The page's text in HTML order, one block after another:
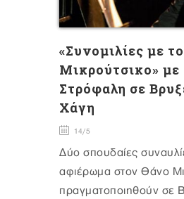
«Συνομιλίες με
Μικρούτσικο»
Στρόφαλη σε
Χάγη
14/5
Δύο σπουδαίες
αφιέρωμα στον Θάνο
πραγματοποιηθούν σε